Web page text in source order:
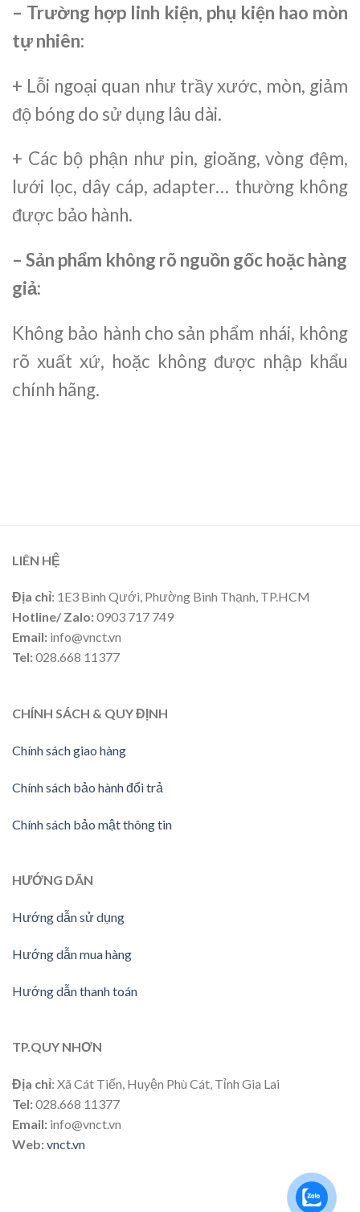
– Trường hợp linh kiện, phụ kiện hao mòn
tự nhiên:
+ Lỗi ngoại quan như trầy xước, mòn, giảm
độ bóng do sử dụng lâu dài.
+ Các bộ phận như pin, gioăng, vòng đệm,
lưới lọc, dây cáp, adapter… thường không
được bảo hành.
– Sản phẩm không rõ nguồn gốc hoặc hàng
giả:
Không bảo hành cho sản phẩm nhái, không
rõ xuất xứ, hoặc không được nhập khẩu
chính hãng.
LIÊN HỆ
Địa chỉ: 1E3 Bình Qưới, Phường Bình Thạnh, TP.HCM
Hotline/ Zalo:0903 717 749
Email: info@vnct.vn
Tel:028.668 11377
CHÍNH SÁCH & QUY ĐỊNH
Chính sách giao hàng
Chính sách bảo hành đổi trả
Chính sách bảo mật thông tin
HƯỚNG DÃN
Hướng dẫn sử dụng
Hướng dẫn mua hàng
Hướng dẫn thanh toán
TP.QUY NHƠN
Địa chỉ: Xã Cát Tiến, Huyện Phù Cát, Tỉnh Gia Lai
Tel:028.668 11377
Email: info@vnct.vn
Web:vnct.vn